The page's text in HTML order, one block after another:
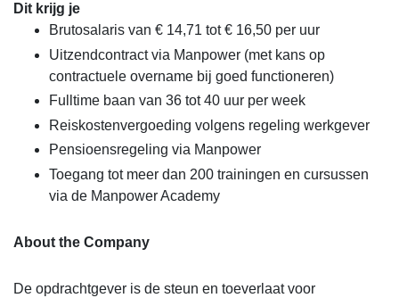
Dit krijg je
Brutosalaris van € 14,71 tot € 16,50 per uur
Uitzendcontract via Manpower (met kans op
contractuele overname bij goed functioneren)
Fulltime baan van 36 tot 40 uur per week
Reiskostenvergoeding volgens regeling werkgever
Pensioensregeling via Manpower
Toegang tot meer dan 200 trainingen en cursussen
via de Manpower Academy
About the Company
De opdrachtgever is de steun en toeverlaat voor